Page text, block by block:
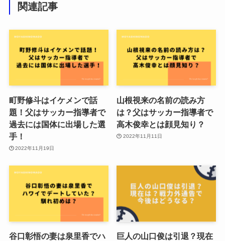
関連記事
町野修斗はイケメンで話
題！父はサッカー指導者で
過去には国体に出場した選
手！
2022年11月19日
山根視来の名前の読み方
は？父はサッカー指導者で
高木俊幸とは顔見知り？
2022年11月11日
谷口彰悟の妻は泉里香でハ
巨人の山口俊は引退？現在